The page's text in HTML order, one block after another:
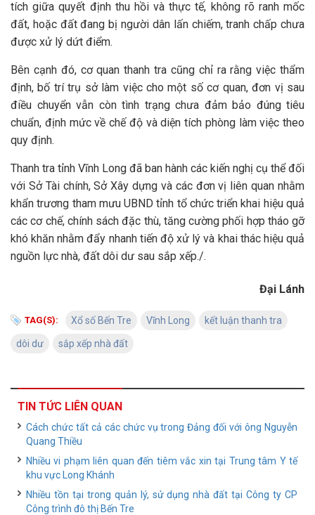
tích giữa quyết định thu hồi và thực tế, không rõ ranh mốc
đất, hoặc đất đang bị người dân lấn chiếm, tranh chấp chưa
được xử lý dứt điểm.
Bên cạnh đó, cơ quan thanh tra cũng chỉ ra rằng việc thẩm
định, bố trí trụ sở làm việc cho một số cơ quan, đơn vị sau
điều chuyển vẫn còn tình trạng chưa đảm bảo đúng tiêu
chuẩn, định mức về chế độ và diện tích phòng làm việc theo
quy định.
Thanh tra tỉnh Vĩnh Long đã ban hành các kiến nghị cụ thể đối
với Sở Tài chính, Sở Xây dựng và các đơn vị liên quan nhằm
khẩn trương tham mưu UBND tỉnh tổ chức triển khai hiệu quả
các cơ chế, chính sách đặc thù, tăng cường phối hợp tháo gỡ
khó khăn nhằm đẩy nhanh tiến độ xử lý và khai thác hiệu quả
nguồn lực nhà, đất dôi dư sau sắp xếp./.
Đại Lánh
TAG(S): Xổ số Bến Tre Vĩnh Long kết luận thanh tra
dôi dư sắp xếp nhà đất
TIN TỨC LIÊN QUAN
Cách chức tất cả các chức vụ trong Đảng đối với ông Nguyễn
Quang Thiều
Nhiều vi phạm liên quan đến tiêm vắc xin tại Trung tâm Y tế
khu vực Long Khánh
Nhiều tồn tại trong quản lý, sử dụng nhà đất tại Công ty CP
Công trình đô thị Bến Tre